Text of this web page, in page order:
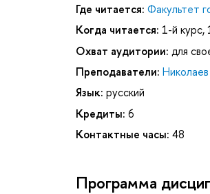
Где читается: Факультет
Когда читается: 1-й курс,
Охват аудитории: для
Преподаватели:
Язык: русский
Кредиты: 6
Контактные часы: 48
Программа